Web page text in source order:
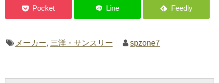
メーカー, 三洋・サンスリー spzone7